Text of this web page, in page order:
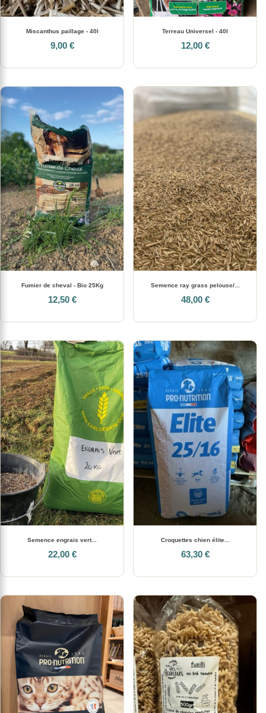
Miscanthus paillage - 40l
9,00 €
Terreau Universel - 40l
12,00 €
Fumier de cheval - Bio 25Kg
12,50 €
Semence ray grass pelouse/...
48,00 €
Semence engrais vert...
22,00 €
Croquettes chien élite...
63,30 €